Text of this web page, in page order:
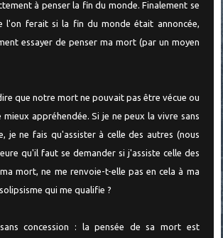
à penser la fin du monde. Finalement se
l'on ferait si la fin du monde était annoncée,
essayer de penser ma mort (par un moyen
que notre mort ne pouvait pas être vécue ou
appréhendée. Si je ne peux la vivre sans
je ne fais qu'assister à celle des autres (nous
qu'il faut se demander si j'assiste celle des
mort, ne me renvoie-t-elle pas en cela à ma
qui me qualifie ?
concession : la pensée de sa mort est